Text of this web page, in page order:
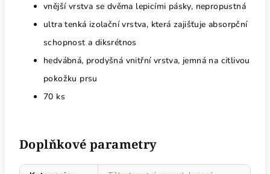
vnější vrstva se dvěma lepicími pásky, nepropustná
ultra tenká izolační vrstva, která zajišťuje absorpční
schopnost a diksrétnos
hedvábná, prodyšná vnitřní vrstva, jemná na citlivou
pokožku prsu
70 ks
Doplňkové parametry